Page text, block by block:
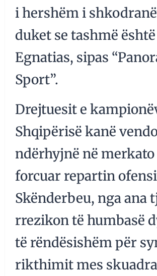
i hershëm i
duket se tashmë
Egnatias, sipas
Sport”.
Drejtuesit e
Shqipërisë kanë
ndërhyjnë në
forcuar repartin
Skënderbeu, nga ana
rrezikon të humbasë
të rëndësishëm për
rikthimit mes